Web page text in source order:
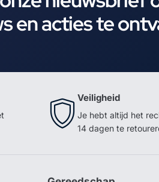
en acties te
Veiligheid
Je hebt altijd het
14 dagen te